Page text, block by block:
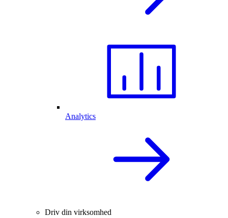
Analytics
Driv din virksomhed